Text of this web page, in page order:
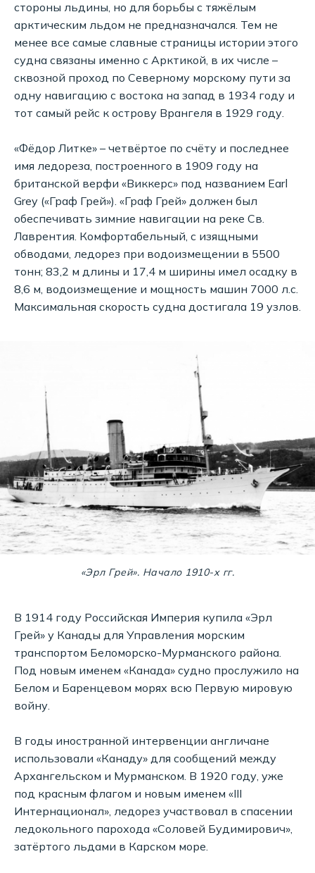
стороны льдины, но для борьбы с тяжёлым
арктическим льдом не предназначался. Тем не
менее все самые славные страницы истории этого
судна связаны именно с Арктикой, в их числе –
сквозной проход по Северному морскому пути за
одну навигацию с востока на запад в 1934 году и
тот самый рейс к острову Врангеля в 1929 году.
«Фёдор Литке» – четвёртое по счёту и последнее
имя ледореза, построенного в 1909 году на
британской верфи «Виккерс» под названием Earl
Grey («Граф Грей»). «Граф Грей» должен был
обеспечивать зимние навигации на реке Св.
Лаврентия. Комфортабельный, с изящными
обводами, ледорез при водоизмещении в 5500
тонн; 83,2 м длины и 17,4 м ширины имел осадку в
8,6 м, водоизмещение и мощность машин 7000 л.с.
Максимальная скорость судна достигала 19 узлов.
«Эрл Грей». Начало 1910-х гг.
В 1914 году Российская Империя купила «Эрл
Грей» у Канады для Управления морским
транспортом Беломорско-Мурманского района.
Под новым именем «Канада» судно прослужило на
Белом и Баренцевом морях всю Первую мировую
войну.
В годы иностранной интервенции англичане
использовали «Канаду» для сообщений между
Архангельском и Мурманском. В 1920 году, уже
под красным флагом и новым именем «III
Интернационал», ледорез участвовал в спасении
ледокольного парохода «Соловей Будимирович»,
затёртого льдами в Карском море.